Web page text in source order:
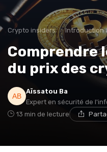
Crypto insiders Introduction à
Comprendre
du prix des
Aïssatou Ba
Expert en sécurité de
13 min de lecture